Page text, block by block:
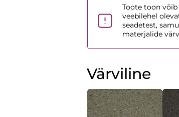
Toote toon
veebilehel
seadetest,
materjalide
Värviline